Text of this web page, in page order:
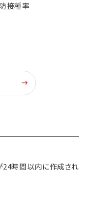
接種率
24時間以内に作成され